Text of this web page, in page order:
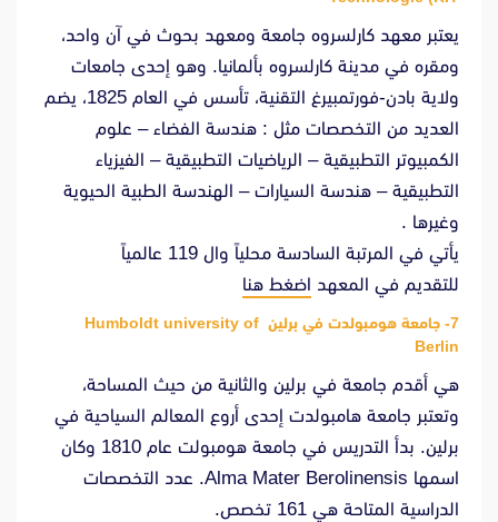
يعتبر معهد كارلسروه جامعة ومعهد بحوث في آن واحد،
ومقره في مدينة كارلسروه بألمانيا. وهو إحدى جامعات
ولاية بادن-فورتمبيرغ التقنية، تأسس في العام 1825، يضم
العديد من التخصصات مثل : هندسة الفضاء – علوم
الكمبيوتر التطبيقية – الرياضيات التطبيقية – الفيزياء
التطبيقية – هندسة السيارات – الهندسة الطبية الحيوية
وغيرها .
يأتي في المرتبة السادسة محلياً وال 119 عالمياً
للتقديم في المعهد اضغط هنا
7- جامعة هومبولدت في برلين Humboldt university of
Berlin
هي أقدم جامعة في برلين والثانية من حيث المساحة،
وتعتبر جامعة هامبولدت إحدى أروع المعالم السياحية في
برلين. بدأ التدريس في جامعة هومبولت عام 1810 وكان
اسمها Alma Mater Berolinensis. عدد التخصصات
الدراسية المتاحة هي 161 تخصص.